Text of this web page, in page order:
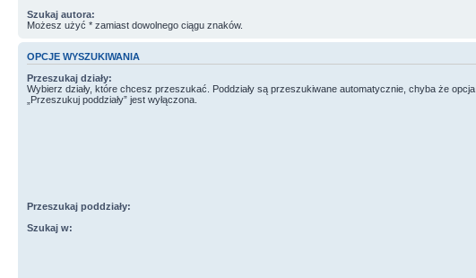
Szukaj autora:
Możesz użyć * zamiast dowolnego ciągu znaków.
OPCJE WYSZUKIWANIA
Przeszukaj działy:
Wybierz działy, które chcesz przeszukać. Poddziały są przeszukiwane automatycznie, chyba że opcja
„Przeszukuj poddziały” jest wyłączona.
Przeszukaj poddziały:
Szukaj w: